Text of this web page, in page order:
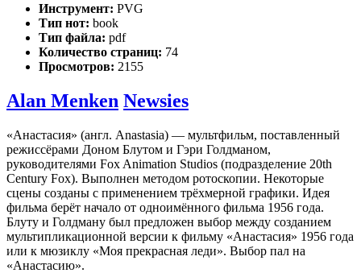
Инструмент: PVG
Тип нот: book
Тип файла: pdf
Количество страниц: 74
Просмотров: 2155
Alan Menken Newsies
«Анастасия» (англ. Anastasia) — мультфильм, поставленный
режиссёрами Доном Блутом и Гэри Голдманом,
руководителями Fox Animation Studios (подразделение 20th
Century Fox). Выполнен методом ротоскопии. Некоторые
сцены созданы с применением трёхмерной графики. Идея
фильма берёт начало от одноимённого фильма 1956 года.
Блуту и Голдману был предложен выбор между созданием
мультипликационной версии к фильму «Анастасия» 1956 года
или к мюзиклу «Моя прекрасная леди». Выбор пал на
«Анастасию».